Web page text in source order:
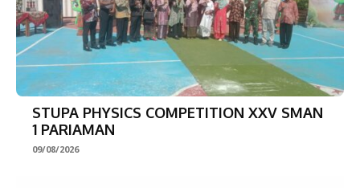
STUPA PHYSICS COMPETITION XXV SMAN
1 PARIAMAN
09/08/2026